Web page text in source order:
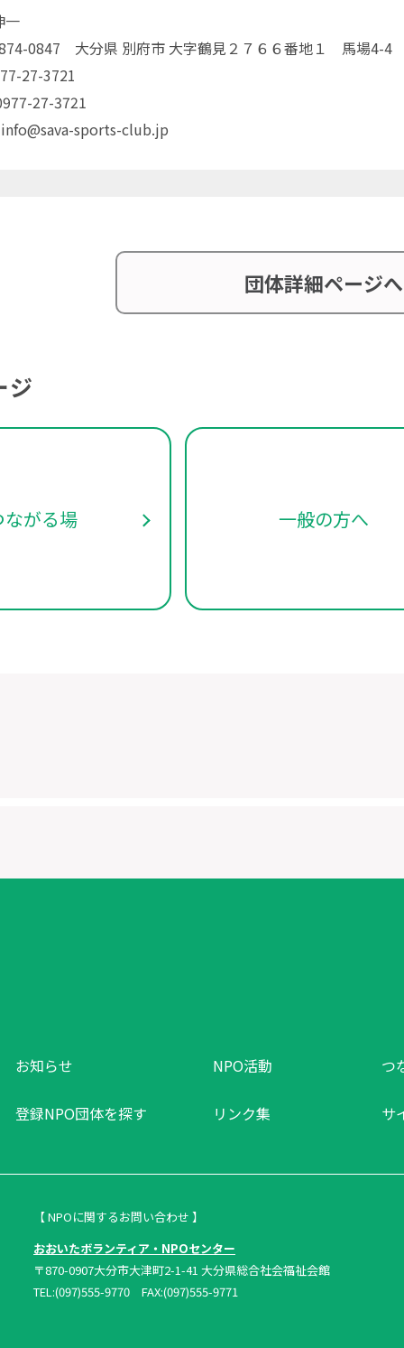
0847 大分県 別府市 大字鶴見２７６６番地１ 馬場4-4
27-3721
27-3721
sports-club.jp
団体詳細ページへ
ジ
ながる場 一般の方へ
お知らせ NPO活動 つ
登録NPO団体を探す リンク集 サ
【 NPOに関するお問い合わせ 】
おおいたボランティア・NPOセンター
〒870-0907大分市大津町2-1-41 大分県総合社会福祉会館
TEL:(097)555-9770 FAX:(097)555-9771